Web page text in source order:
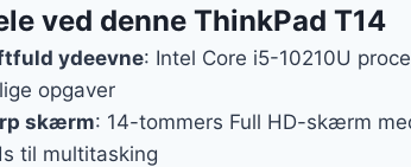
ved denne ThinkPad T14
ydeevne: Intel Core i5-10210U
opgaver
skærm: 14-tommers Full HD-skærm
til multitasking